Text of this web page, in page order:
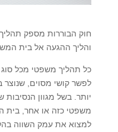
חוק הבוררות מספק
והליך ההגעה אל בית
כל תהליך משפטי מכל
לפשר קושי מסוים, שנוצר
יותר. בשל מגוון
משפטי כזה או אחר, בית
למצוא את עמק השווה